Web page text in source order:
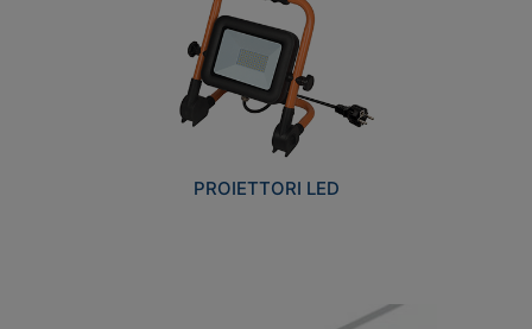
PROIETTORI LED